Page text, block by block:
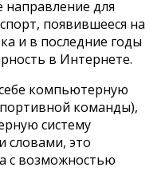
для
появившееся на
и в последние годы
в Интернете.
компьютерную
команды),
систему
словами, это
с возможностью